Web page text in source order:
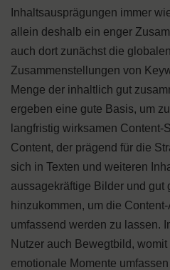
Inhaltsausprägungen immer
allein deshalb ein enger
auch dort zunächst die
Zusammenstellungen von
Menge der inhaltlich gut
ergeben eine gute Basis, um
langfristig wirksamen Content-
Content, der prägend für die
sich in Texten und weiteren
aussagekräftige Bilder und gut
hinzukommen, um die
umfassend werden zu lassen.
Nutzer auch Bewegtbild,
emotionale Momente